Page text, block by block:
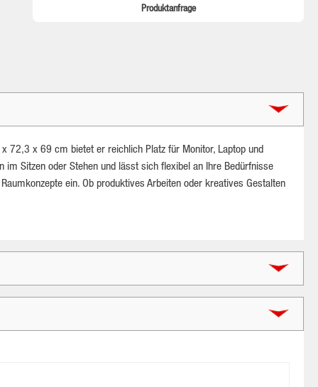
Produktanfrage
72,3 x 69 cm bietet er reichlich Platz für Monitor, Laptop und
Sitzen oder Stehen und lässt sich flexibel an Ihre Bedürfnisse
ein. Ob produktives Arbeiten oder kreatives Gestalten